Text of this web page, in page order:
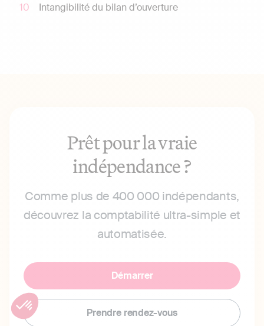
Intangibilité du bilan d’ouverture
Prêt pour la vraie
indépendance ?
Comme plus de 400 000 indépendants,
découvrez la comptabilité ultra-simple et
automatisée.
Démarrer
Prendre rendez-vous